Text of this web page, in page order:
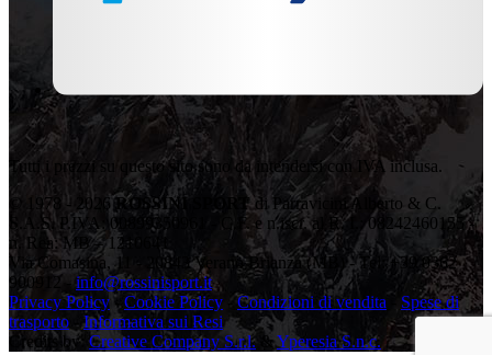
Tutti i prezzi su questo sito sono da intendersi con IVA inclusa.
© 1978 - 2026ROSSINI SPORT di Parravicini Alberto & C.
S.A.S. P.IVA: 00899350961 - C.F. e n.iscr. al R. I.: 08242460155 -
n. Rea: MB – 1210641
Via Comasina, 11 - 20843 Verano Brianza (MB) - Tel: +39 0362
900912 - info@rossinisport.it
Privacy Policy -Cookie Policy -Condizioni di vendita
Spese di
trasporto - Informativa sui Resi
Credits by: Creative Company S.r.l. &Yperesia S.n.c.